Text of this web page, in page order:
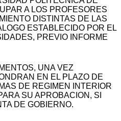
A LOS PROFESORES
DISTINTAS DE LAS
ESTABLECIDO POR EL
PREVIO INFORME
UNA VEZ
EN EL PLAZO DE
DE REGIMEN INTERIOR
SU APROBACION, SI
DE GOBIERNO.